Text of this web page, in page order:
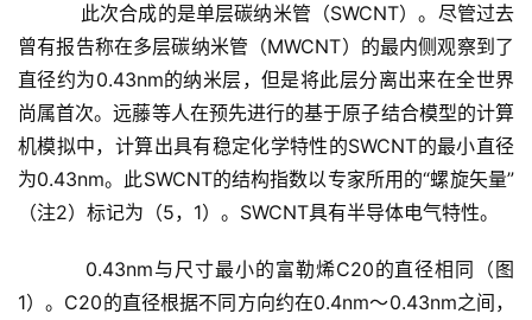
此次合成的是单层碳纳米管（SWCNT）。尽管过去
曾有报告称在多层碳纳米管（MWCNT）的最内侧观察到了
直径约为0.43nm的纳米层，但是将此层分离出来在全世界
尚属首次。远藤等人在预先进行的基于原子结合模型的计算
机模拟中，计算出具有稳定化学特性的SWCNT的最小直径
为0.43nm。此SWCNT的结构指数以专家所用的“螺旋矢量”
（注2）标记为（5，1）。SWCNT具有半导体电气特性。
0.43nm与尺寸最小的富勒烯C20的直径相同（图
1）。C20的直径根据不同方向约在0.4nm～0.43nm之间，